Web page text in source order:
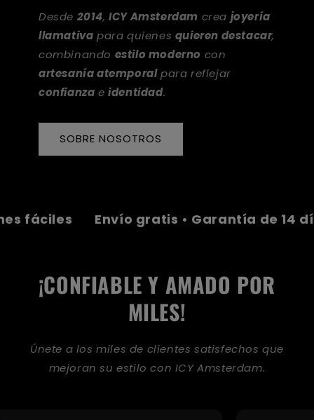
Desde 2014,ICY Amsterdam crea joyería
llamativa para quienes quieren destacar,
combinando estilo moderno con
artesanía atemporalpara reflejar
confianza eidentidad.
SOBRE NOSOTROS
Envío gratis • Garantía de 14 días •
¡CONFIABLE Y AMADO POR
MILES!
Únete a los miles de clientes satisfechos que
mejoran su estilo con ICY Amsterdam.